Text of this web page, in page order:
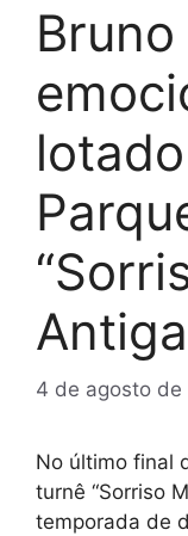
4 de agosto de
No último final
turnê “Sorriso
temporada de